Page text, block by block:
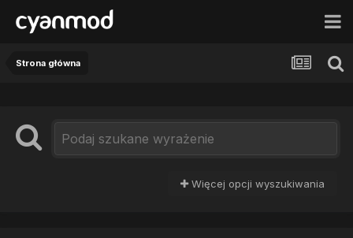
Strona główna
Więcej opcji wyszukiwania